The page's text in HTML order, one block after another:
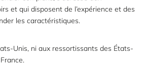
et qui disposent de l’expérience et des
les caractéristiques.
Unis, ni aux ressortissants des États-